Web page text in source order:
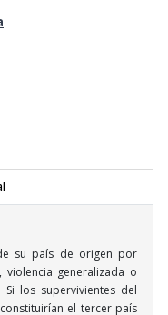
su país de origen por
violencia generalizada o
los supervivientes del
el tercer país